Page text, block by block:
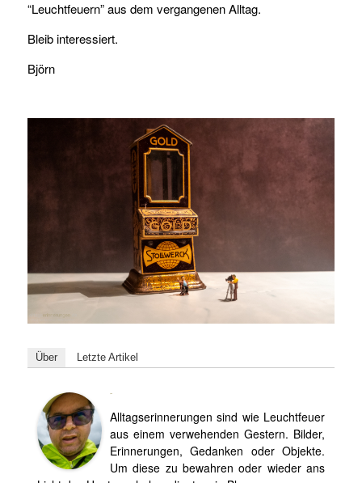
“Leuchtfeuern” aus dem vergangenen Alltag.
Bleib interessiert.
Björn
Über Letzte Artikel
Alltagserinnerungen sind wie Leuchtfeuer
aus einem verwehenden Gestern. Bilder,
Erinnerungen, Gedanken oder Objekte.
Um diese zu bewahren oder wieder ans